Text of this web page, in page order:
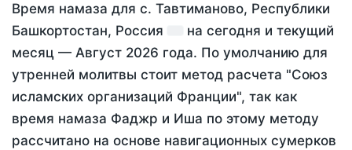
Время намаза для с. Тавтиманово, Республики
Башкортостан, Россия
на сегодня и текущий
месяц — Август 2026 года. По умолчанию для
утренней молитвы стоит метод расчета "Союз
исламских организаций Франции", так как
время намаза Фаджр и Иша по этому методу
рассчитано на основе навигационных сумерков